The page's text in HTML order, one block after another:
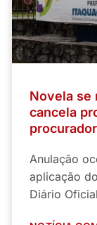
Novela se
cancela
Anulação
aplicação
Diário Oficial